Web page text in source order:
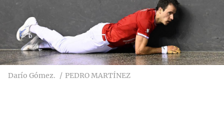
Darío Gómez. PEDRO MARTÍNEZ